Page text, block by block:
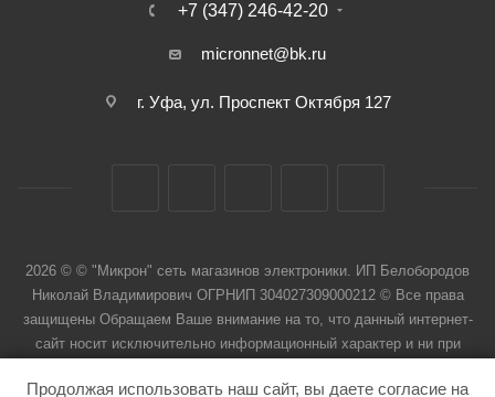
+7 (347) 246-42-20
micronnet@bk.ru
г. Уфа, ул. Проспект Октября 127
2026 © © "Микрон" сеть магазинов электроники. ИП Белобородов
Николай Владимирович ОГРНИП 304027309000212 © Все права
защищены Обращаем Ваше внимание на то, что данный интернет-
сайт носит исключительно информационный характер и ни при
Продолжая использовать наш сайт, вы даете согласие на